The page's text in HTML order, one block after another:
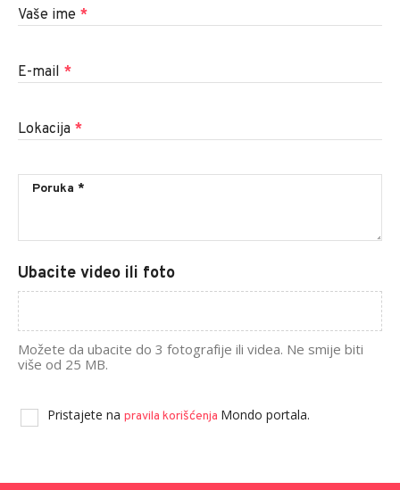
Vaše ime *
E-mail *
Lokacija *
Ubacite video ili foto
Možete da ubacite do 3 fotografije ili videa. Ne smije biti
više od 25 MB.
Pristajete na pravila korišćenja Mondo portala.